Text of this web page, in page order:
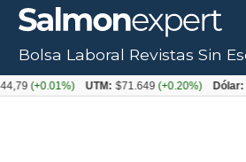
Bolsa Laboral Revistas Sin
UTM: $71.649(+0.20%) Dólar: